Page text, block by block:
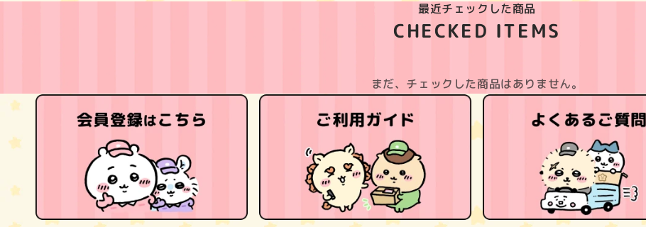
最近チェックした商品
CHECKED ITEMS
まだ、チェックした商品はありません。